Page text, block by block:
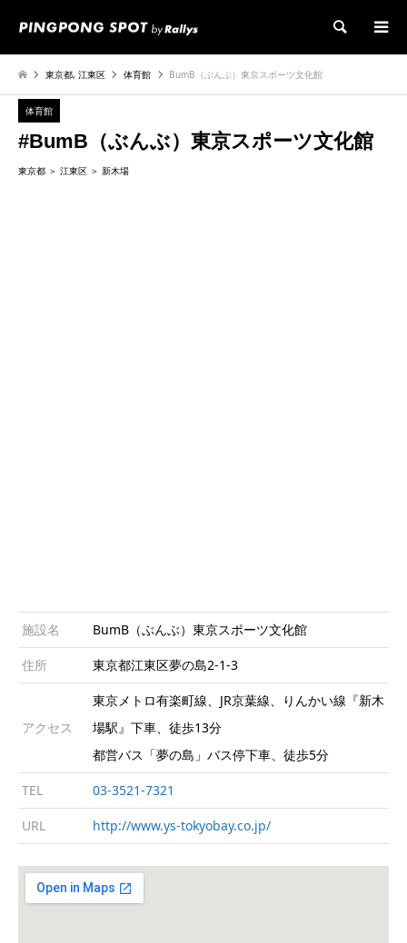
検索
東京都,江東区 体育館 BumB（ぶんぶ）東京スポーツ文化館
体育館
#BumB（ぶんぶ）東京スポーツ文化館
東京都 江東区 新木場
施設名 BumB（ぶんぶ）東京スポーツ文化館
住所 東京都江東区夢の島2-1-3
アクセス
東京メトロ有楽町線、JR京葉線、りんかい線『新木
場駅』下車、徒歩13分
都営バス「夢の島」バス停下車、徒歩5分
TEL 03-3521-7321
URL http://www.ys-tokyobay.co.jp/